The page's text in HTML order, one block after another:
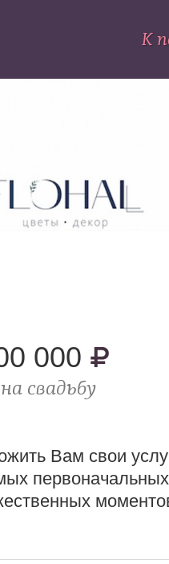
К
000
свадьбу
Вам свои